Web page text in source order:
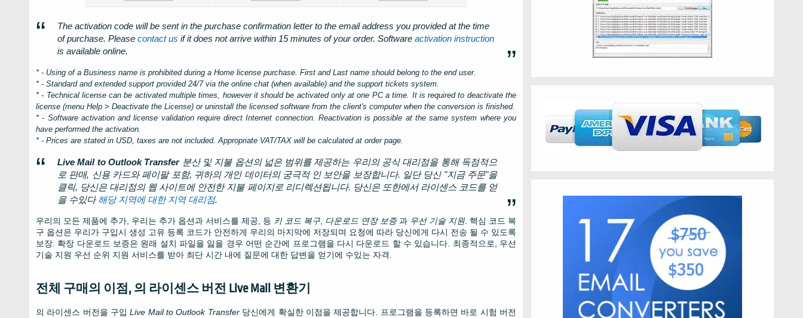
The activation code will be sent in the purchase confirmation letter to the email address you provided at the time
of purchase. Please contact us if it does not arrive within 15 minutes of your order. Software activation instruction
is available online.
* - Using of a Business name is prohibited during a Home license purchase. First and Last name should belong to the end user.
* - Standard and extended support provided 24/7 via the online chat (when available) and the support tickets system.
* - Technical license can be activated multiple times, however it should be activated only at one PCa time. It is required to deactivate the
license (menu Help > Deactivate the License) or uninstall the licensed software from the client's computer when the conversion is finished.
* - Software activation and license validation require direct Internet connection. Reactivation is possible at the same system where you
have performed the activation.
* - Prices are stated in USD, taxes are not included. Appropriate VAT/TAX will be calculated at order page.
Live Mail to Outlook Transfer분산 및 지불 옵션의 넓은 범위를 제공하는 우리의 공식 대리점을 통해 독점적으
로 판매, 신용 카드와 페이팔 포함, 귀하의 개인 데이터의 궁극적 인 보안을 보장합니다. 일단 당신 "지금 주문"을
클릭, 당신은 대리점의 웹 사이트에 안전한 지불 페이지로 리디렉션됩니다. 당신은 또한에서 라이센스 코드를 얻
을 수있다 해당 지역에 대한 지역 대리점.
우리의 모든 제품에 추가, 우리는 추가 옵션과 서비스를 제공, 등 키 코드 복구, 다운로드 연장 보증과 우선 기술 지원. 핵심 코드 복
구 옵션은 우리가 구입시 생성 고유 등록 코드가 안전하게 우리의 마지막에 저장되며 요청에 따라 당신에게 다시 전송 될 수 있도록
보장. 확장 다운로드 보증은 원래 설치 파일을 잃을 경우 어떤 순간에 프로그램을 다시 다운로드 할 수 있습니다. 최종적으로, 우선
기술 지원 우선 순위 지원 서비스를 받아 최단 시간 내에 질문에 대한 답변을 얻기에 수있는 자격.
전체 구매의 이점, 의 라이센스 버전 Live Mail 변환기
의 라이센스 버전을 구입Live Mail to Outlook Transfer당신에게 확실한 이점을 제공합니다. 프로그램을 등록하면 바로 시험 버전